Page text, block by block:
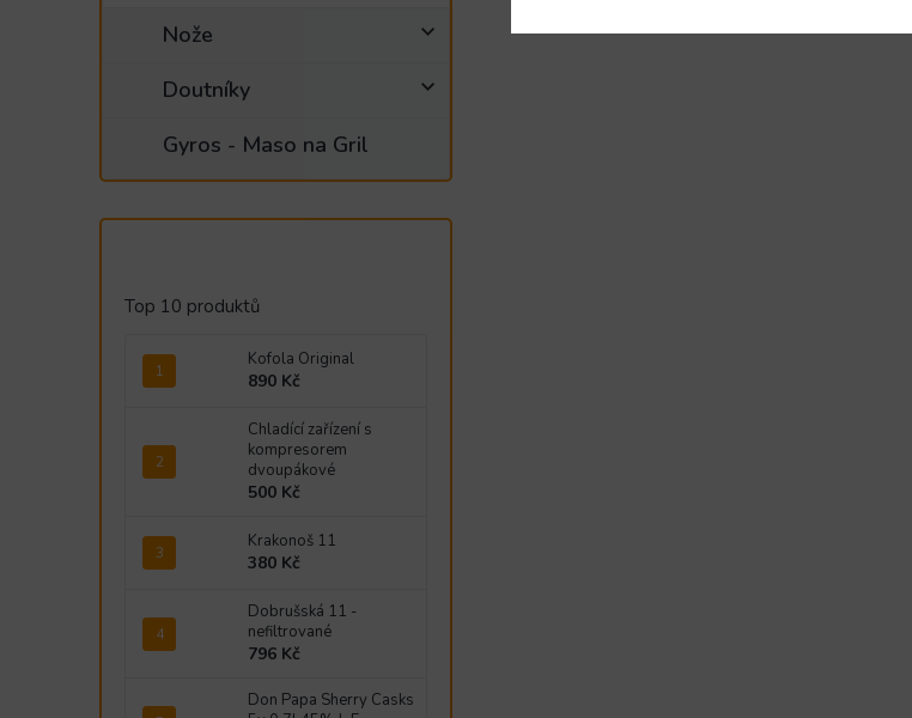
Nože
Doutníky
Gyros - Maso na Gril
Top 10 produktů
Kofola Original
890 Kč
Chladící zařízení s
kompresorem
dvoupákové
500 Kč
Krakonoš 11
380 Kč
Dobrušská 11 -
nefiltrované
796 Kč
Don Papa Sherry Casks